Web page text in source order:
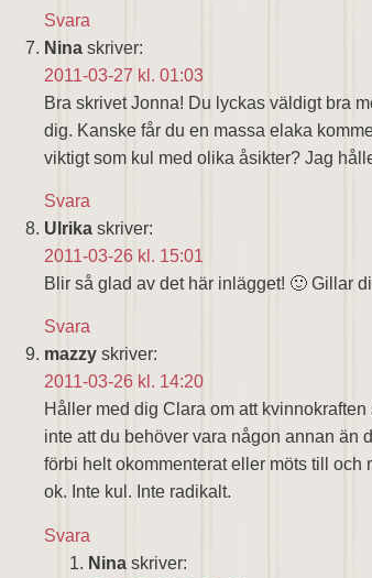
Svara
Nina skriver:
2011-03-27 kl. 01:03
Bra skrivet Jonna! Du lyckas väldigt bra
dig. Kanske får du en massa elaka
viktigt som kul med olika åsikter? Jag
Svara
Ulrika skriver:
2011-03-26 kl. 15:01
Blir så glad av det här inlägget! 🙂 Gillar
Svara
mazzy skriver:
2011-03-26 kl. 14:20
Håller med dig Clara om att
inte att du behöver vara någon annan än
förbi helt okommenterat eller möts till och
ok. Inte kul. Inte radikalt.
Svara
Nina skriver: